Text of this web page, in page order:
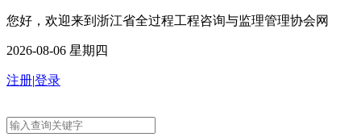
您好，欢迎来到浙江省全过程工程咨询与监理管理协会网
2026-08-06 星期四
注册|登录